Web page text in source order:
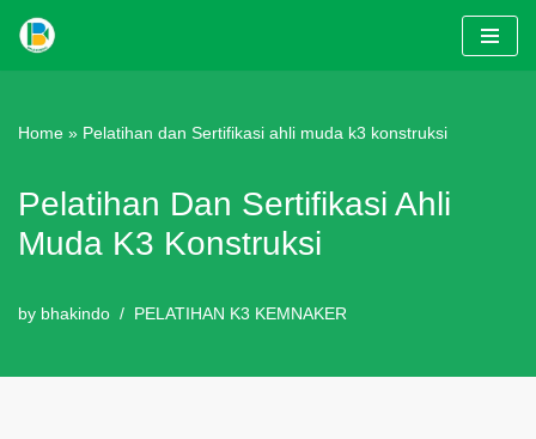
content
Home » Pelatihan dan Sertifikasi ahli muda k3 konstruksi
Pelatihan Dan Sertifikasi Ahli
Muda K3 Konstruksi
by bhakindo PELATIHAN K3 KEMNAKER